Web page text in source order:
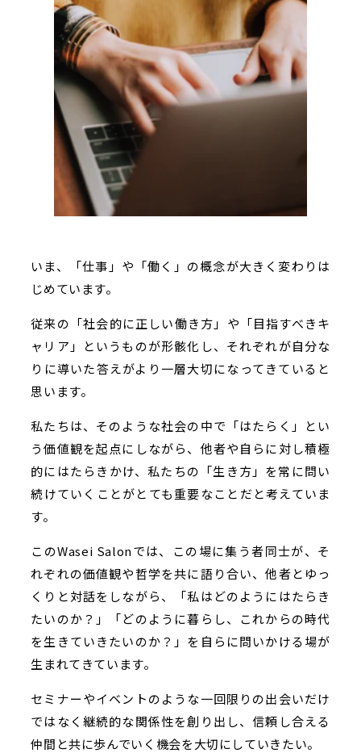
いま、「仕事」や「働く」の概念が大きく変わりは
じめています。
従来の「社会的に正しい働き方」や「目指すべきキ
ャリア」というものが形骸化し、それぞれが自分な
りに導いた答えがより一層大切になってきていると
思います。
私たちは、そのような社会の中で「はたらく」とい
う価値観を起点にしながら、他者や自らに対し積極
的にはたらきかけ、私たちの「生き方」を常に問い
続けていくことがとても重要なことだと考えていま
す。
このWasei Salonでは、この場に集う者同士が、そ
れぞれの価値観や哲学を共に語り合い、他者とゆっ
くりと対話をしながら、「私はどのようにはたらき
たいのか？」「どのように暮らし、これからの時代
を生きていきたいのか？」を自らに問いかける場が
生まれてきています。
セミナーやイベントのような一回限りの出会いだけ
ではなく継続的な関係性を創り出し、信頼し合える
仲間と共に歩んでいく機会を大切にしていきたい。